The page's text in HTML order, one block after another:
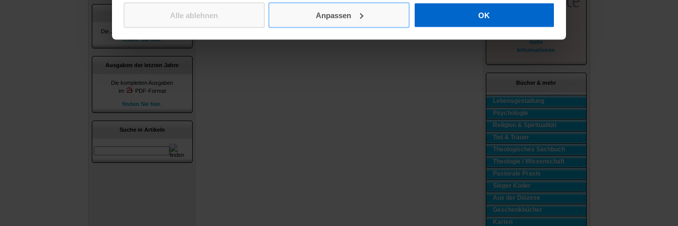
Alle ablehnen Anpassen OK
Die Jahresverzeichnisse ab 2010
finden Sie hier.
Ausgaben der letzten Jahre
Die kompletten Ausgaben
im
PDF-Format
finden Sie hier
Suche in Artikeln
mehr
Informationen
Bücher & mehr
Lebensgestaltung
Psychologie
Religion & Spiritualität
Tod & Trauer
Theologisches Sachbuch
Theologie / Wissenschaft
Pastorale Praxis
Sieger Köder
Aus der Diözese
Geschenkbücher
Karten